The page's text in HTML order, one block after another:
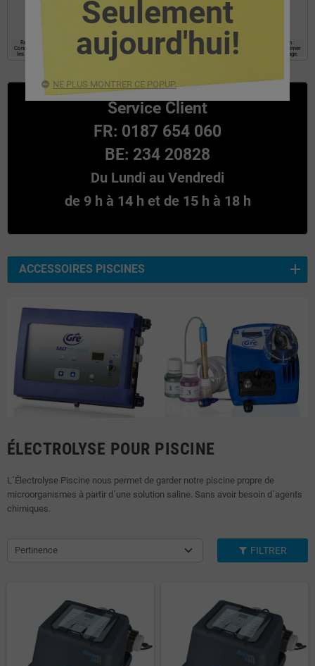
l’information requise.
Responsable : EYAROC COMPANY SL, Finalité : établir une relation commerciale avec l’utilisateur. Légitimation :
Consentement Destinataires : Les données ne seront pas communiquées a tiers, Droits : Accès, rectifier et supprimer
les données, ainsi que les autres droits, comme expliqué dans les informations supplémentaires au bas de la page.
Service Client
FR: 0187 654 060
BE: 234 20828
Du Lundi au Vendredi
de 9 h à 14 h et de 15 h à 18 h
ACCESSOIRES PISCINES
ÉLECTROLYSE POUR PISCINE
L´Électrolyse Piscine nous permet de garder notre piscine propre de
microorganismes à partir d´une solution saline. Sans avoir besoin d´agents
chimiques.
Pertinence FILTRER
Seulement
aujourd'hui!
NE PLUS MONTRER CE POPUP.